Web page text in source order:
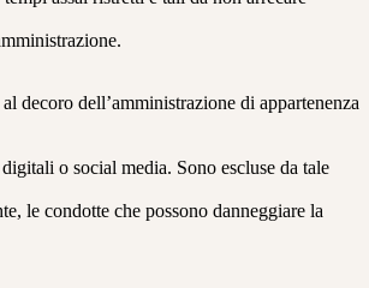
decoro dell’amministrazione di appartenenza
o social media. Sono escluse da tale
le condotte che possono danneggiare la